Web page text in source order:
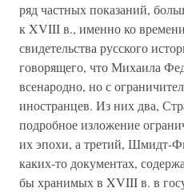
ряд частных показаний,
к XVIII в., именно ко
свидетельства русского
говорящего, что Михаила
всенародно, но с
иностранцев. Из них два,
подробное изложение
их эпохи, а третий, Шмидт-
каких-то документах,
бы хранимых в XVIII в. в